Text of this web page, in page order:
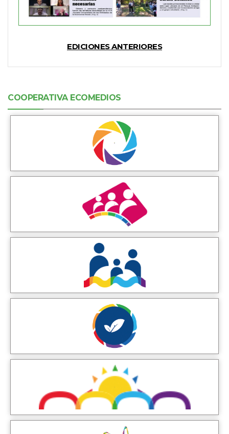
EDICIONES ANTERIORES
COOPERATIVA ECOMEDIOS